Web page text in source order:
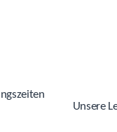
Unse­re